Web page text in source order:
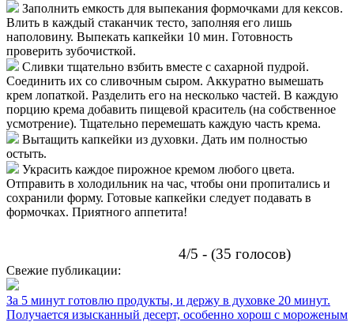
Заполнить емкость для выпекания формочками для кексов.
Влить в каждый стаканчик тесто, заполняя его лишь
наполовину. Выпекать капкейки 10 мин. Готовность
проверить зубочисткой.
Сливки тщательно взбить вместе с сахарной пудрой.
Соединить их со сливочным сыром. Аккуратно вымешать
крем лопаткой. Разделить его на несколько частей. В каждую
порцию крема добавить пищевой краситель (на собственное
усмотрение). Тщательно перемешать каждую часть крема.
Вытащить капкейки из духовки. Дать им полностью
остыть.
Украсить каждое пирожное кремом любого цвета.
Отправить в холодильник на час, чтобы они пропитались и
сохранили форму. Готовые капкейки следует подавать в
формочках. Приятного аппетита!
4/5 - (35 голосов)
Свежие публикации:
За 5 минут готовлю продукты, и держу в духовке 20 минут.
Получается изысканный десерт, особенно хорош с мороженым